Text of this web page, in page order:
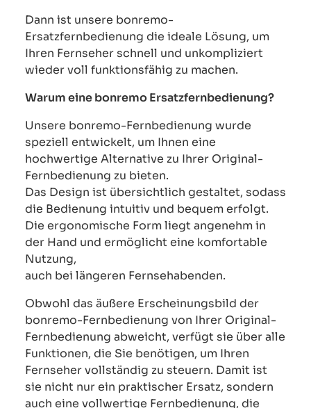
Dann ist unsere bonremo-
Ersatzfernbedienung die ideale Lösung, um
Ihren Fernseher schnell und unkompliziert
wieder voll funktionsfähig zu machen.
Warum eine bonremo Ersatzfernbedienung?
Unsere bonremo-Fernbedienung wurde
speziell entwickelt, um Ihnen eine
hochwertige Alternative zu Ihrer Original-
Fernbedienung zu bieten.
Das Design ist übersichtlich gestaltet, sodass
die Bedienung intuitiv und bequem erfolgt.
Die ergonomische Form liegt angenehm in
der Hand und ermöglicht eine komfortable
Nutzung,
auch bei längeren Fernsehabenden.
Obwohl das äußere Erscheinungsbild der
bonremo-Fernbedienung von Ihrer Original-
Fernbedienung abweicht, verfügt sie über alle
Funktionen, die Sie benötigen, um Ihren
Fernseher vollständig zu steuern. Damit ist
sie nicht nur ein praktischer Ersatz, sondern
auch eine vollwertige Fernbedienung, die